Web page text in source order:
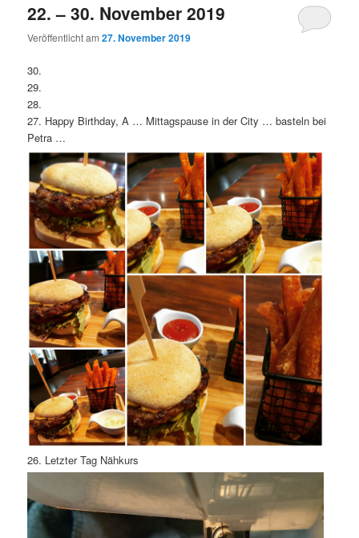
22. – 30. November 2019
Veröffentlicht am27. November 2019
30.
29.
28.
27. Happy Birthday, A … Mittagspause in der City … basteln bei
Petra …
26. Letzter Tag Nähkurs